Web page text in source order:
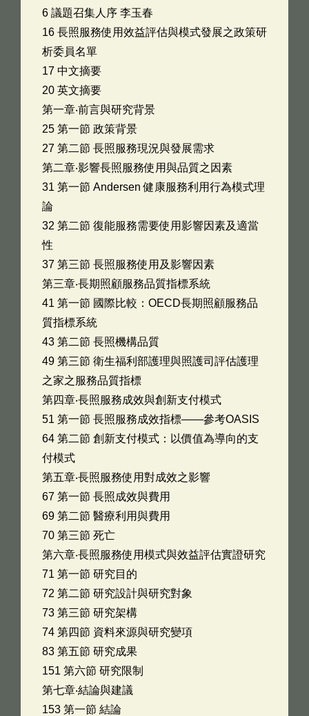
6 議題召集人序 李玉春
16 長照服務使用效益評估與模式發展之政策研
析委員名單
17 中文摘要
20 英文摘要
第一章‧前言與研究背景
25 第一節 政策背景
27 第二節 長照服務現況與發展需求
第二章‧影響長照服務使用與品質之因素
31 第一節 Andersen 健康服務利用行為模式理
論
32 第二節 復能服務需要使用影響因素及適當
性
37 第三節 長照服務使用及影響因素
第三章‧長期照顧服務品質指標系統
41 第一節 國際比較：OECD長期照顧服務品
質指標系統
43 第二節 長照機構品質
49 第三節 衛生福利部護理與照護司評估護理
之家之服務品質指標
第四章‧長照服務成效與創新支付模式
51 第一節 長照服務成效指標――參考OASIS
64 第二節 創新支付模式：以價值為導向的支
付模式
第五章‧長照服務使用對成效之影響
67 第一節 長照成效與費用
69 第二節 醫療利用與費用
70 第三節 死亡
第六章‧長照服務使用模式與效益評估實證研究
71 第一節 研究目的
72 第二節 研究設計與研究對象
73 第三節 研究架構
74 第四節 資料來源與研究變項
83 第五節 研究成果
151 第六節 研究限制
第七章‧結論與建議
153 第一節 結論